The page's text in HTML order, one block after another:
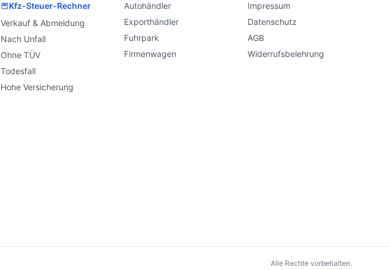
Kfz-Steuer-Rechner
Verkauf & Abmeldung
Nach Unfall
Ohne TÜV
Todesfall
Hohe Versicherung
Autohändler
Exporthändler
Fuhrpark
Firmenwagen
Impressum
Datenschutz
AGB
Widerrufsbelehrung
Alle Rechte vorbehalten.